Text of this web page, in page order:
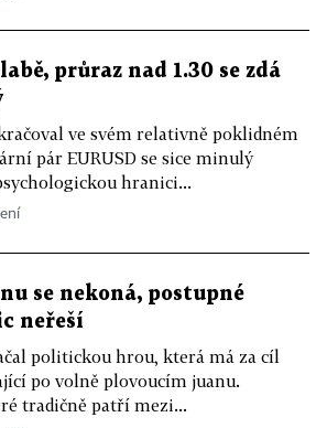
průraz nad 1.30 se zdá
ve svém relativně poklidném
pár EURUSD se sice minulý
hranici...
se nekoná, postupné
neřeší
politickou hrou, která má za cíl
po volně plovoucím juanu.
tradičně patří mezi...